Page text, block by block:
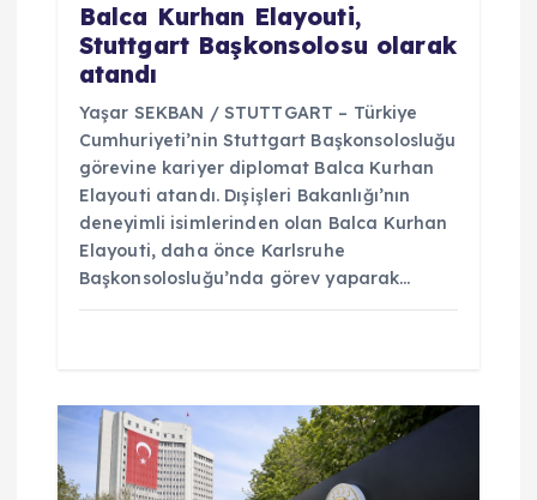
Balca Kurhan Elayouti,
Stuttgart Başkonsolosu olarak
atandı
Yaşar SEKBAN / STUTTGART – Türkiye
Cumhuriyeti’nin Stuttgart Başkonsolosluğu
görevine kariyer diplomat Balca Kurhan
Elayouti atandı. Dışişleri Bakanlığı’nın
deneyimli isimlerinden olan Balca Kurhan
Elayouti, daha önce Karlsruhe
Başkonsolosluğu’nda görev yaparak…